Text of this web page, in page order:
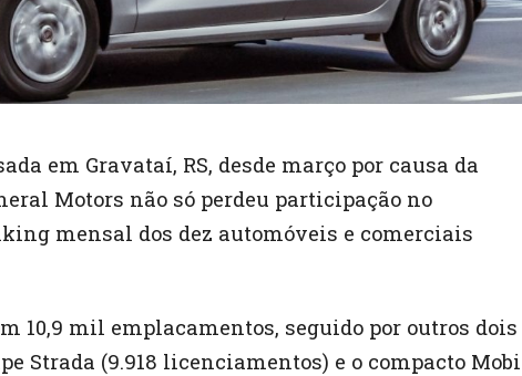
em Gravataí, RS, desde março por causa da
Motors não só perdeu participação no
mensal dos dez automóveis e comerciais
10,9 mil emplacamentos, seguido por outros dois
Strada (9.918 licenciamentos) e o compacto Mobi